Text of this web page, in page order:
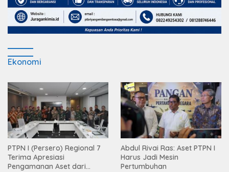
Ekonomi
PTPN I (Persero) Regional 7
Terima Apresiasi
Pengamanan Aset dari
Abdul Rivai Ras: Aset PTPN I
Harus Jadi Mesin
Pertumbuhan